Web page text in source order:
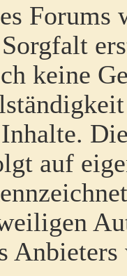
Forums
keine
auf
Anbieters